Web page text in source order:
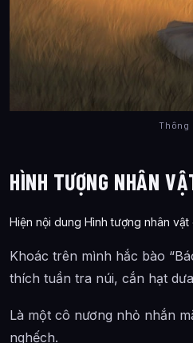
HÌNH TƯỢNG NHÂN
Hiện nội dung Hình tượng nhân vật
Khoác trên mình hắc bào
thích tuần tra núi, cắn hạt
Là một cô nương nhỏ nhắn
nghếch.